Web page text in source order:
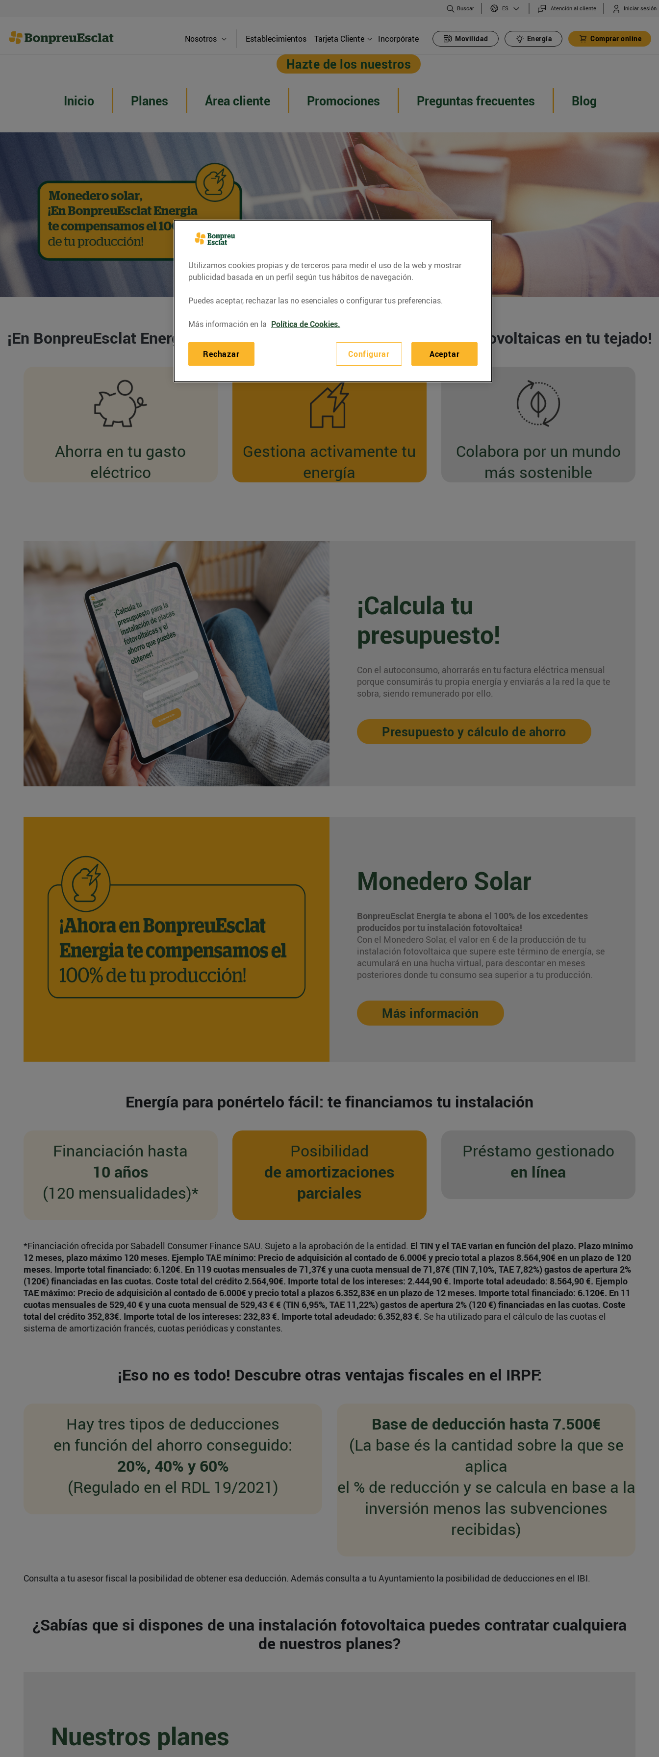
Buscar ES Atención al cliente Iniciar sesión
Nosotros Establecimientos Tarjeta Cliente Incorpórate Movilidad Energía Comprar online
Hazte de los nuestros
Inicio Planes Área cliente Promociones Preguntas frecuentes Blog
¡En BonpreuEsclat Energia te asesoramos y te instalamos placas fotovoltaicas en tu tejado!
Ahorra en tu gasto
eléctrico
Gestiona activamente tu
energía
Colabora por un mundo
más sostenible
¡Calcula tu
presupuesto!
Con el autoconsumo, ahorrarás en tu factura eléctrica mensual
porque consumirás tu propia energía y enviarás a la red la que te
sobra, siendo remunerado por ello.
Presupuesto y cálculo de ahorro
Monedero Solar
BonpreuEsclat Energía te abona el 100% de los excedentes
producidos por tu instalación fotovoltaica!
Con el Monedero Solar, el valor en € de la producción de tu
instalación fotovoltaica que supere este término de energía, se
acumulará en una hucha virtual, para descontar en meses
posteriores donde tu consumo sea superior a tu producción.
Más información
Energía para ponértelo fácil: te financiamos tu instalación
Financiación hasta
10 años
(120 mensualidades)*
Posibilidad
de amortizaciones
parciales
Préstamo gestionado
en línea
*Financiación ofrecida por Sabadell Consumer Finance SAU. Sujeto a la aprobación de la entidad. El TIN y el TAE varían en función del plazo. Plazo mínimo
12 meses, plazo máximo 120 meses. Ejemplo TAE mínimo: Precio de adquisición al contado de 6.000€ y precio total a plazos 8.564,90€ en un plazo de 120
meses. Importe total financiado: 6.120€. En 119 cuotas mensuales de 71,37€ y una cuota mensual de 71,87€ (TIN 7,10%, TAE 7,82%) gastos de apertura 2%
(120€) financiadas en las cuotas. Coste total del crédito 2.564,90€. Importe total de los intereses: 2.444,90 €. Importe total adeudado: 8.564,90 €. Ejemplo
TAE máximo: Precio de adquisición al contado de 6.000€ y precio total a plazos 6.352,83€ en un plazo de 12 meses. Importe total financiado: 6.120€. En 11
cuotas mensuales de 529,40 € y una cuota mensual de 529,43 € € (TIN 6,95%, TAE 11,22%) gastos de apertura 2% (120 €) financiadas en las cuotas. Coste
total del crédito 352,83€. Importe total de los intereses: 232,83 €. Importe total adeudado: 6.352,83 €. Se ha utilizado para el cálculo de las cuotas el
sistema de amortización francés, cuotas periódicas y constantes.
¡Eso no es todo! Descubre otras ventajas fiscales en el IRPF:
Hay tres tipos de deducciones
en función del ahorro conseguido:
20%, 40% y 60%
(Regulado en el RDL 19/2021)
Base de deducción hasta 7.500€
(La base és la cantidad sobre la que se
aplica
el % de reducción y se calcula en base a la
inversión menos las subvenciones
recibidas)
Consulta a tu asesor fiscal la posibilidad de obtener esa deducción. Además consulta a tu Ayuntamiento la posibilidad de deducciones en el IBI.
¿Sabías que si dispones de una instalación fotovoltaica puedes contratar cualquiera
de nuestros planes?
Nuestros planes
Utilizamos cookies propias y de terceros para medir el uso de la web y mostrar
publicidad basada en un perfil según tus hábitos de navegación.
Puedes aceptar, rechazar las no esenciales o configurar tus preferencias.
Más información en la Política de Cookies.
Configurar
Rechazar Aceptar